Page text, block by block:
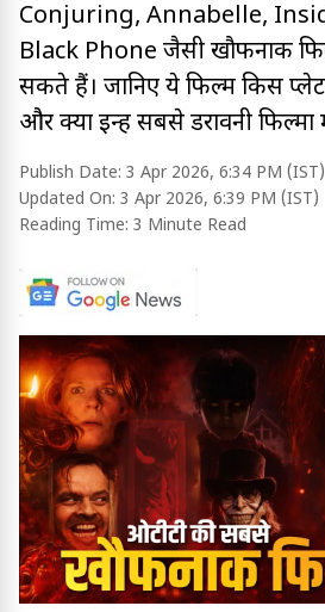
Conjuring, Annabelle,
Black Phone जैसी खौफनाक
सकते हैं। जानिए ये फिल्में किस
और क्यों इन्हें सबसे डरावनी फिल्मों
Publish Date: 3 Apr 2026, 6:34 PM (IST)
Updated On: 3 Apr 2026, 6:39 PM (IST)
Reading Time: 3 Minute Read